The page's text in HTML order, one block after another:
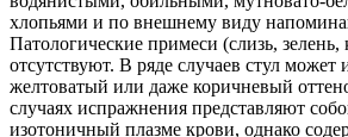
хлопьями и по внешнему виду
Патологические примеси (слизь, зелень,
отсутствуют. В ряде случаев стул может
желтоватый или даже коричневый
случаях испражнения представляют
изотоничный плазме крови, однако